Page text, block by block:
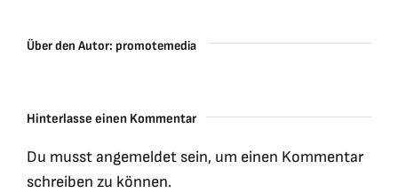
Über den Autor: promotemedia
Hinterlasse einen Kommentar
Du musstangemeldet sein, um einen Kommentar
schreiben zu können.